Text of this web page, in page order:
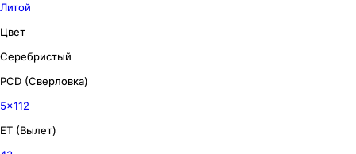
Литой
Цвет
Серебристый
PCD (Сверловка)
5x112
ET (Вылет)